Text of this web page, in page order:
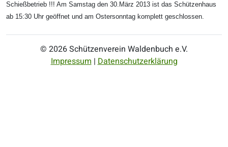
Schießbetrieb !!! Am Samstag den 30.März 2013 ist das Schützenhaus
ab 15:30 Uhr geöffnet und am Ostersonntag komplett geschlossen.
© 2026 Schützenverein Waldenbuch e.V.
Impressum|Datenschutzerklärung